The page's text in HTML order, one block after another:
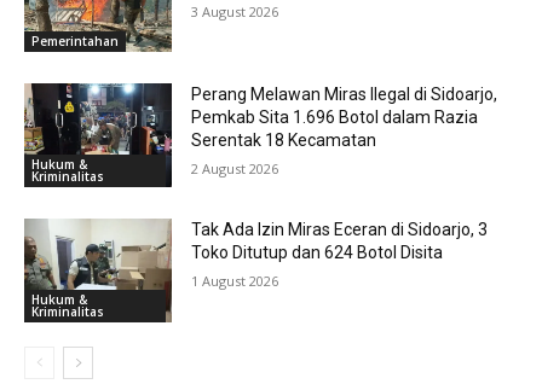
Pemerintahan
3 August 2026
Hukum &
Kriminalitas
Perang Melawan Miras Ilegal di Sidoarjo,
Pemkab Sita 1.696 Botol dalam Razia
Serentak 18 Kecamatan
2 August 2026
Hukum &
Kriminalitas
Tak Ada Izin Miras Eceran di Sidoarjo, 3
Toko Ditutup dan 624 Botol Disita
1 August 2026